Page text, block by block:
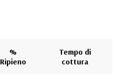
%
Ripieno
Tempo di
cottura